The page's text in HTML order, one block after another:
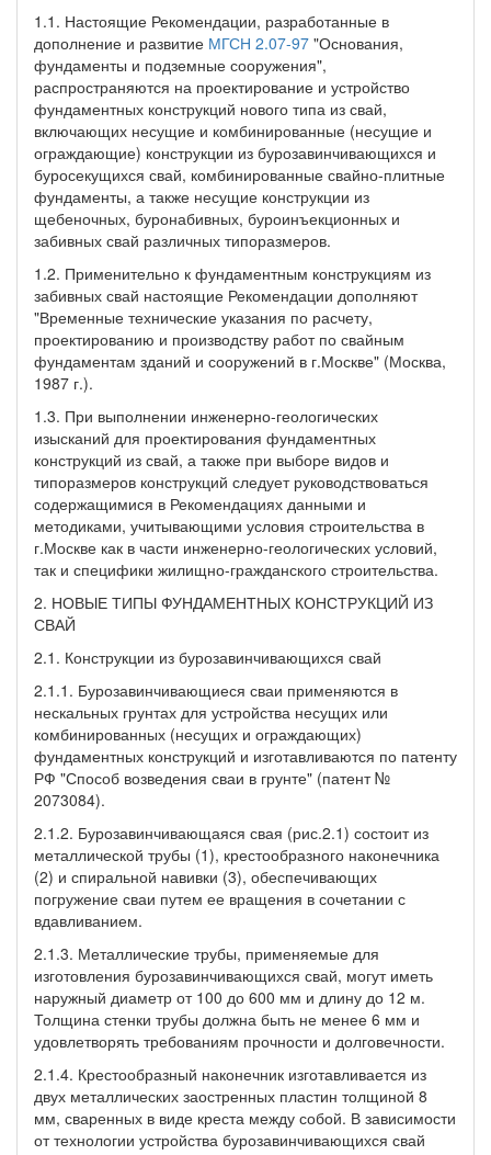
1.1. Настоящие Рекомендации, разработанные в
дополнение и развитие МГСН 2.07-97 "Основания,
фундаменты и подземные сооружения",
распространяются на проектирование и устройство
фундаментных конструкций нового типа из свай,
включающих несущие и комбинированные (несущие и
ограждающие) конструкции из бурозавинчивающихся и
буросекущихся свай, комбинированные свайно-плитные
фундаменты, а также несущие конструкции из
щебеночных, буронабивных, буроинъекционных и
забивных свай различных типоразмеров.
1.2. Применительно к фундаментным конструкциям из
забивных свай настоящие Рекомендации дополняют
"Временные технические указания по расчету,
проектированию и производству работ по свайным
фундаментам зданий и сооружений в г.Москве" (Москва,
1987 г.).
1.3. При выполнении инженерно-геологических
изысканий для проектирования фундаментных
конструкций из свай, а также при выборе видов и
типоразмеров конструкций следует руководствоваться
содержащимися в Рекомендациях данными и
методиками, учитывающими условия строительства в
г.Москве как в части инженерно-геологических условий,
так и специфики жилищно-гражданского строительства.
2. НОВЫЕ ТИПЫ ФУНДАМЕНТНЫХ КОНСТРУКЦИЙ ИЗ
СВАЙ
2.1. Конструкции из бурозавинчивающихся свай
2.1.1. Бурозавинчивающиеся сваи применяются в
нескальных грунтах для устройства несущих или
комбинированных (несущих и ограждающих)
фундаментных конструкций и изготавливаются по патенту
РФ "Способ возведения сваи в грунте" (патент №
2073084).
2.1.2. Бурозавинчивающаяся свая (рис.2.1) состоит из
металлической трубы (1), крестообразного наконечника
(2) и спиральной навивки (3), обеспечивающих
погружение сваи путем ее вращения в сочетании с
вдавливанием.
2.1.3. Металлические трубы, применяемые для
изготовления бурозавинчивающихся свай, могут иметь
наружный диаметр от 100 до 600 мм и длину до 12 м.
Толщина стенки трубы должна быть не менее 6 мм и
удовлетворять требованиям прочности и долговечности.
2.1.4. Крестообразный наконечник изготавливается из
двух металлических заостренных пластин толщиной 8
мм, сваренных в виде креста между собой. В зависимости
от технологии устройства бурозавинчивающихся свай